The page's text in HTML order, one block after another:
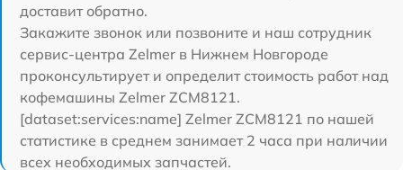
доставит обратно.
Закажите звонок или позвоните и наш сотрудник
сервис-центра Zelmer в Нижнем Новгороде
проконсультирует и определит стоимость работ над
кофемашины Zelmer ZCM8121.
[dataset:services:name] Zelmer ZCM8121 по нашей
статистике в среднем занимает 2 часа при наличии
всех необходимых запчастей.